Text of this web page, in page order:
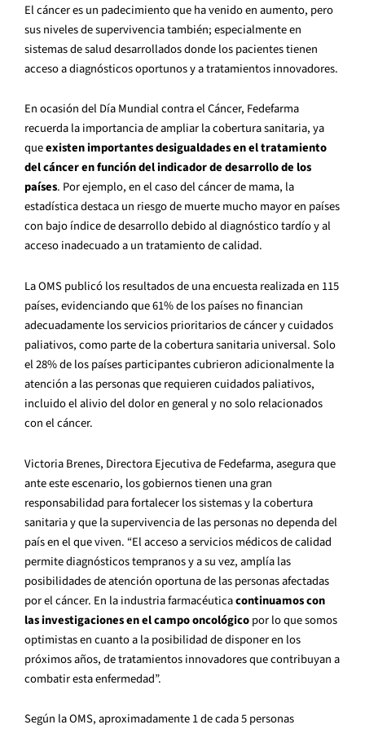
El cáncer es un padecimiento que ha venido en aumento, pero
sus niveles de supervivencia también; especialmente en
sistemas de salud desarrollados donde los pacientes tienen
acceso a diagnósticos oportunos y a tratamientos innovadores.
En ocasión del Día Mundial contra el Cáncer, Fedefarma
recuerda la importancia de ampliar la cobertura sanitaria, ya
queexisten importantes desigualdades en el tratamiento
del cáncer en función del indicador de desarrollo de los
países. Por ejemplo, en el caso del cáncer de mama, la
estadística destaca un riesgo de muerte mucho mayor en países
con bajo índice de desarrollo debido al diagnóstico tardío y al
acceso inadecuado a un tratamiento de calidad.
La OMS publicó los resultados de una encuesta realizada en 115
países, evidenciando que 61% de los países no financian
adecuadamente los servicios prioritarios de cáncer y cuidados
paliativos, como parte de la cobertura sanitaria universal. Solo
el 28% de los países participantes cubrieron adicionalmente la
atención a las personas que requieren cuidados paliativos,
incluido el alivio del dolor en general y no solo relacionados
con el cáncer.
Victoria Brenes, Directora Ejecutiva de Fedefarma, asegura que
ante este escenario, los gobiernos tienen una gran
responsabilidad para fortalecer los sistemas y la cobertura
sanitaria y que la supervivencia de las personas no dependa del
país en el que viven. “El acceso a servicios médicos de calidad
permite diagnósticos tempranos y a su vez, amplía las
posibilidades de atención oportuna de las personas afectadas
por el cáncer. En la industria farmacéuticacontinuamos con
las investigaciones en el campo oncológicopor lo que somos
optimistas en cuanto a la posibilidad de disponer en los
próximos años, de tratamientos innovadores que contribuyan a
combatir esta enfermedad”.
Según la OMS, aproximadamente 1 de cada 5 personas